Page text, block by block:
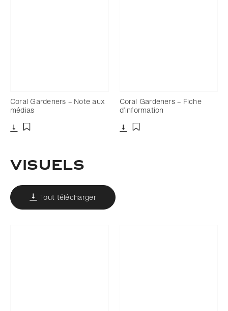
Coral Gardeners – Note aux
médias
Coral Gardeners – Fiche
d’information
Visuels
Tout télécharger